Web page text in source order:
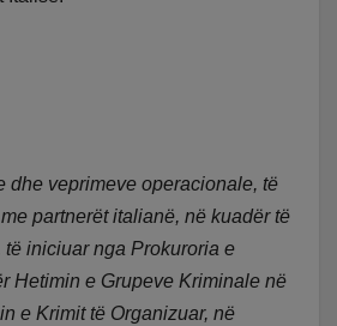
dhe veprimeve operacionale, të
partnerët italianë, në kuadër të
iniciuar nga Prokuroria e
Hetimin e Grupeve Kriminale në
e Krimit të Organizuar, në